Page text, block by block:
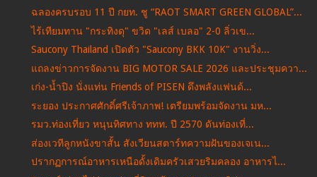
ฉลองครบรอบ 11 ปี กยท. ชู “RAOT SMART GREEN GLOBAL”...
ไร้เทียมทาน "กระทิงดุ" ขวิด "เลส์ เบลอ" 2-0 ลิ่วเข...
Saucony Thailand เปิดตัว "Saucony BKK 10K" งานวิ่ง...
แถลงข่าวการจัดงาน BIG MOTOR SALE 2026 และประชุมควา...
เก่ง-น้ำปิง นั่งแท่น Friends of PISEN ดึงพลังแฟนด้...
ระยอง ประกาศศักดิ์ศรีเจ้าภาพ! เตรียมพร้อมจัดงาน มห...
รมว.ท่องเที่ยว หนุนทิศทาง ททท. ปี 2570 ดันท่องเที่...
ส่องเวทีลูกหนังขาสั้น สังเวียนสตาร์ทความฝันของเจเน...
ปรากฏการณ์อาหารเหนือดั้งเดิมครัวเสวยริมคลอง อาหารไ...